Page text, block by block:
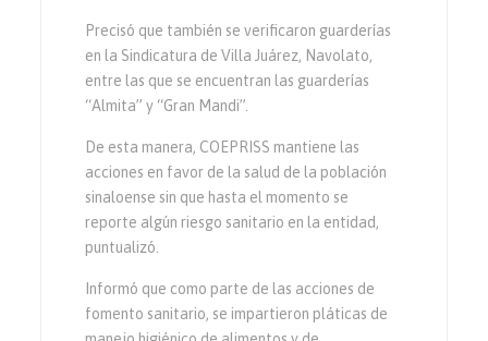
Precisó que también se verificaron guarderías
en la Sindicatura de Villa Juárez, Navolato,
entre las que se encuentran las guarderías
“Almita” y “Gran Mandi”.
De esta manera, COEPRISS mantiene las
acciones en favor de la salud de la población
sinaloense sin que hasta el momento se
reporte algún riesgo sanitario en la entidad,
puntualizó.
Informó que como parte de las acciones de
fomento sanitario, se impartieron pláticas de